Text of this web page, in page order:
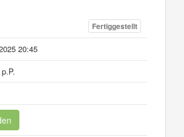
Fertiggestellt
20:45